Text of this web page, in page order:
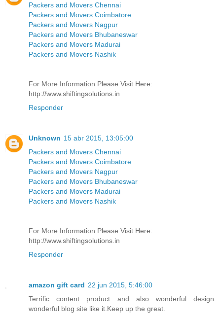
Packers and Movers Chennai
Packers and Movers Coimbatore
Packers and Movers Nagpur
Packers and Movers Bhubaneswar
Packers and Movers Madurai
Packers and Movers Nashik
For More Information Please Visit Here:
http://www.shiftingsolutions.in
Responder
Unknown 15 abr 2015, 13:05:00
Packers and Movers Chennai
Packers and Movers Coimbatore
Packers and Movers Nagpur
Packers and Movers Bhubaneswar
Packers and Movers Madurai
Packers and Movers Nashik
For More Information Please Visit Here:
http://www.shiftingsolutions.in
Responder
amazon gift card 22 jun 2015, 5:46:00
Terrific content product and also wonderful design.
wonderful blog site like it.Keep up the great.